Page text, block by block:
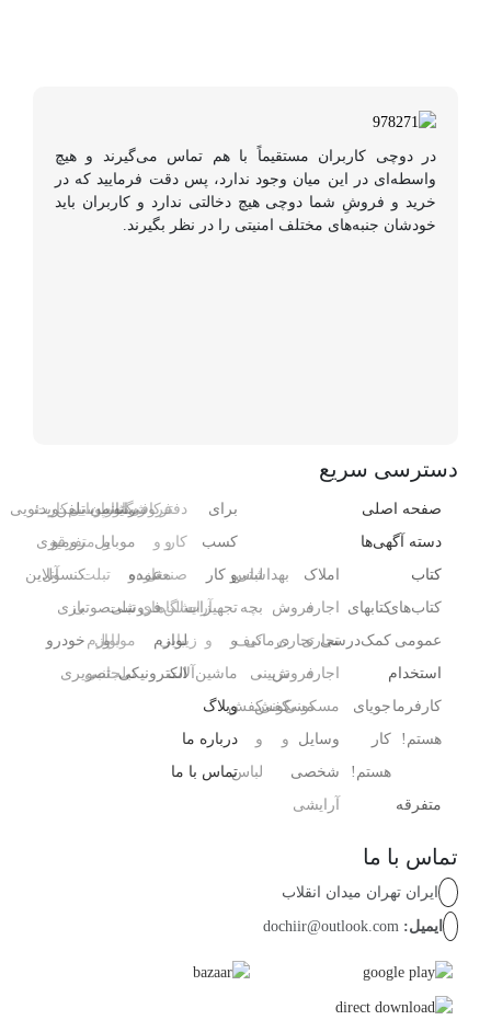
در دوچی کاربران مستقیماً با هم تماس می‌گیرند و هیچ
واسطه‌ای در این میان وجود ندارد، پس دقت فرمایید که در
خرید و فروشِ شما دوچی هیچ دخالتی ندارد و کاربران باید
خودشان جنبه‌های مختلف امنیتی را در نظر بگیرند.
دسترسی سریع
صفحه اصلی
دسته آگهی‌ها
کتاب
کتاب‌های
عمومی
کتابهای
کمک‌درسی
استخدام
کارفرما
هستم!
جویای
کار
هستم!
متفرقه
املاک
اجاره
تجاری
اجاره
مسکونی
فروش
تجاری
فروش
مسکونی
وسایل
شخصی
آرایشی ،
بهداشتی
،
درمانی
تزیینی
کفش
و
لباس
بچه
کیف
،
کفش
و
لباس
برای
کسب
و کار
تجهیزات
و
ماشین‌آلات
آرایشگاه
و
سالن‌های
زیبایی
دفتر
کار
صنعتی
فروشگاه
و
مغازه
کافی‌شاپ
و
رستوران
عمده
فروشی
لوازم
الکترونیکی
رایانه
موبایل
و
تبلت
موبایل
تبلت
لوازم
جانبی
موبایل
و
تبلت
سیم‌کارت
متفرقه
صوتی
و
تصویری
تلفن
رومیزی
کنسول،
بازی‌
ویدئویی
و
آنلاین
خودرو
وبلاگ
درباره ما
تماس با ما
تماس با ما
ایران تهران میدان انقلاب
ایمیل: dochiir@outlook.com